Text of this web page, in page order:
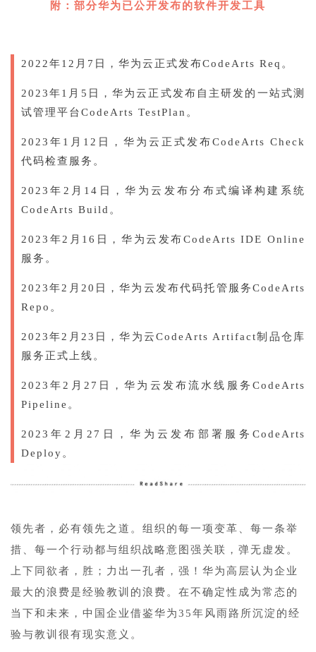
附：部分华为已公开发布的软件开发工具
2022年12月7日，华为云正式发布CodeArts Req。
2023年1月5日，华为云正式发布自主研发的一站式测
试管理平台CodeArts TestPlan。
2023年1月12日，华为云正式发布CodeArts Check
代码检查服务。
2023年2月14日，华为云发布分布式编译构建系统
CodeArts Build。
2023年2月16日，华为云发布CodeArts IDE Online
服务。
2023年2月20日，华为云发布代码托管服务CodeArts
Repo。
2023年2月23日，华为云CodeArts Artifact制品仓库
服务正式上线。
2023年2月27日，华为云发布流水线服务CodeArts
Pipeline。
2023年2月27日，华为云发布部署服务CodeArts
Deploy。
领先者，必有领先之道。组织的每一项变革、每一条举
措、每一个行动都与组织战略意图强关联，弹无虚发。
上下同欲者，胜；力出一孔者，强！华为高层认为企业
最大的浪费是经验教训的浪费。在不确定性成为常态的
当下和未来，中国企业借鉴华为35年风雨路所沉淀的经
验与教训很有现实意义。